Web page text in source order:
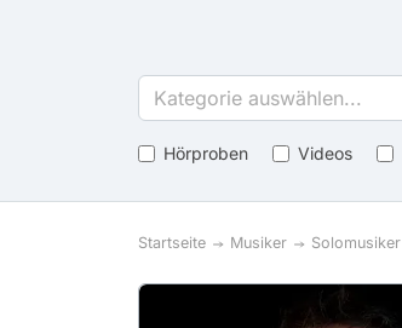
Kategorie auswählen...
Hörproben Videos
Startseite Musiker Solomusiker